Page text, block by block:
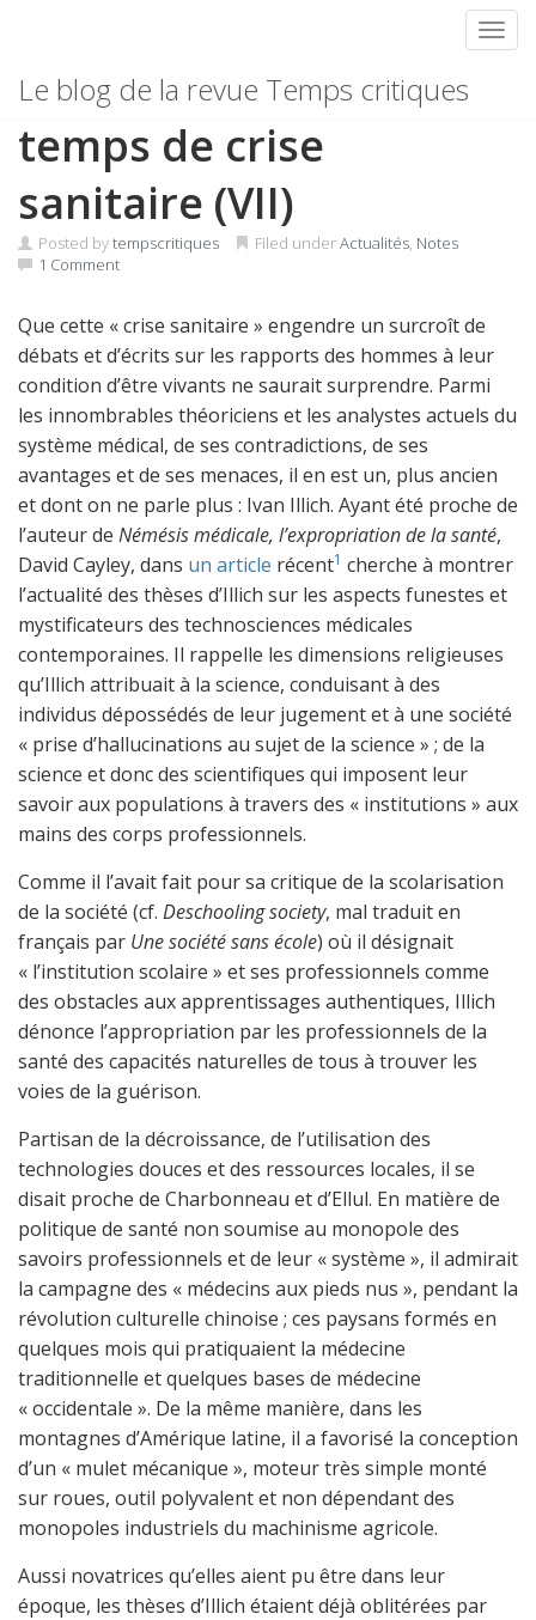
Le blog de la revue Temps critiques
Relevé de notes en
temps de crise
sanitaire (VII)
Posted bytempscritiques Filed underActualités, Notes
1 Comment
Que cette « crise sanitaire » engendre un surcroît de
débats et d’écrits sur les rapports des hommes à leur
condition d’être vivants ne saurait surprendre. Parmi
les innombrables théoriciens et les analystes actuels du
système médical, de ses contradictions, de ses
avantages et de ses menaces, il en est un, plus ancien
et dont on ne parle plus : Ivan Illich. Ayant été proche de
l’auteur de Némésis médicale, l’expropriation de la santé,
David Cayley, dans un article récent1 cherche à montrer
l’actualité des thèses d’Illich sur les aspects funestes et
mystificateurs des technosciences médicales
contemporaines. Il rappelle les dimensions religieuses
qu’Illich attribuait à la science, conduisant à des
individus dépossédés de leur jugement et à une société
« prise d’hallucinations au sujet de la science » ; de la
science et donc des scientifiques qui imposent leur
savoir aux populations à travers des « institutions » aux
mains des corps professionnels.
Comme il l’avait fait pour sa critique de la scolarisation
de la société (cf. Deschooling society, mal traduit en
français par Une société sans école) où il désignait
« l’institution scolaire » et ses professionnels comme
des obstacles aux apprentissages authentiques, Illich
dénonce l’appropriation par les professionnels de la
santé des capacités naturelles de tous à trouver les
voies de la guérison.
Partisan de la décroissance, de l’utilisation des
technologies douces et des ressources locales, il se
disait proche de Charbonneau et d’Ellul. En matière de
politique de santé non soumise au monopole des
savoirs professionnels et de leur « système », il admirait
la campagne des « médecins aux pieds nus », pendant la
révolution culturelle chinoise ; ces paysans formés en
quelques mois qui pratiquaient la médecine
traditionnelle et quelques bases de médecine
« occidentale ». De la même manière, dans les
montagnes d’Amérique latine, il a favorisé la conception
d’un « mulet mécanique », moteur très simple monté
sur roues, outil polyvalent et non dépendant des
monopoles industriels du machinisme agricole.
Aussi novatrices qu’elles aient pu être dans leur
époque, les thèses d’Illich étaient déjà oblitérées par